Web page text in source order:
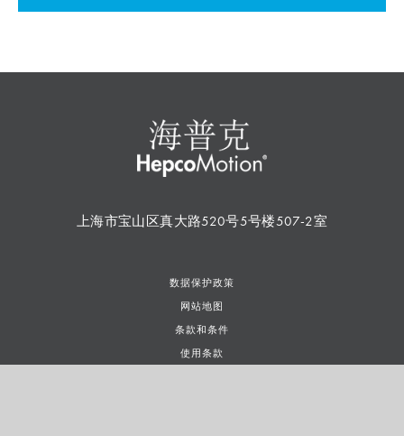
上海市宝山区真大路520号5号楼507-2室
数据保护政策
网站地图
条款和条件
使用条款